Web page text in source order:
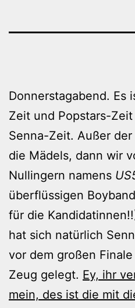
Donnerstagabend. Es
Zeit und Popstars-
Senna-Zeit. Außer
die Mädels, dann wir
Nullingern namens
überflüssigen
für die
hat sich natürlich
vor dem großen
Zeug gelegt. Ey, ihr
mein, des ist die mit